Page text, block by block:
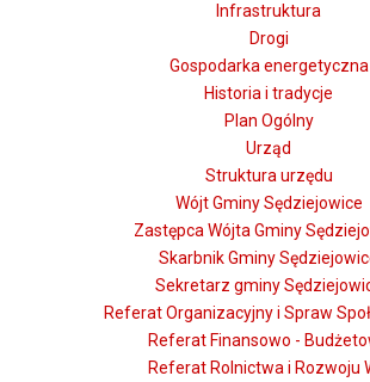
Infrastruktura
Drogi
Gospodarka energetyczna
Historia i tradycje
Plan Ogólny
Urząd
Struktura urzędu
Wójt Gminy Sędziejowice
Zastępca Wójta Gminy
Skarbnik Gminy
Sekretarz gminy
Referat Organizacyjny i Spraw
Referat Finansowo -
Referat Rolnictwa i Rozwoju